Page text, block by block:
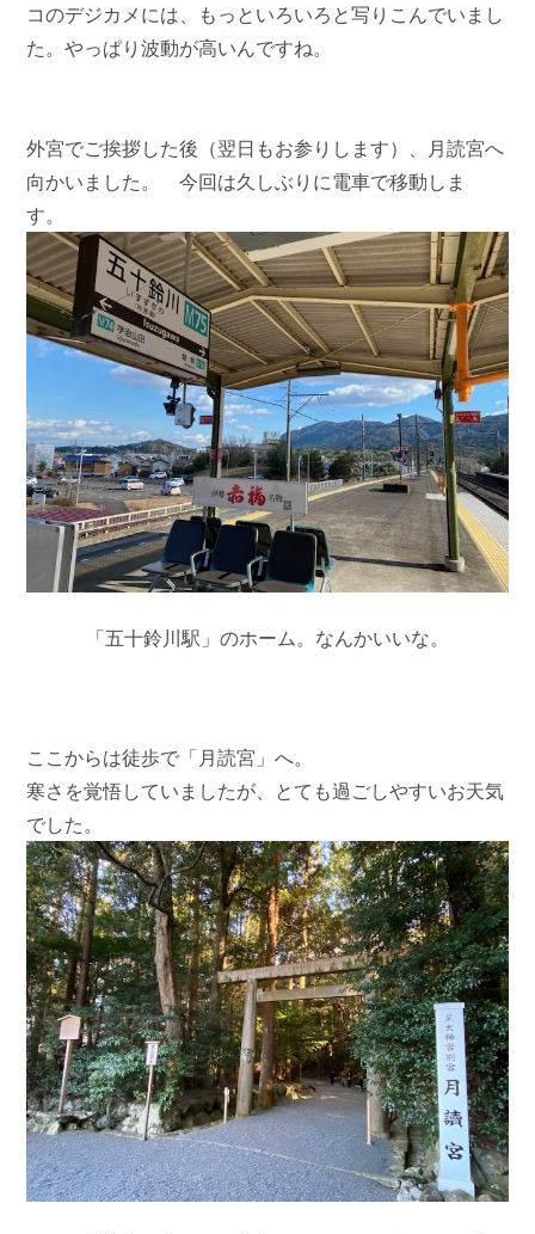
コのデジカメには、もっといろいろと写りこんでいまし
た。やっぱり波動が高いんですね。
外宮でご挨拶した後（翌日もお参りします）、月読宮へ
向かいました。 今回は久しぶりに電車で移動しま
す。
「五十鈴川駅」のホーム。なんかいいな。
ここからは徒歩で「月読宮」へ。
寒さを覚悟していましたが、とても過ごしやすいお天気
でした。